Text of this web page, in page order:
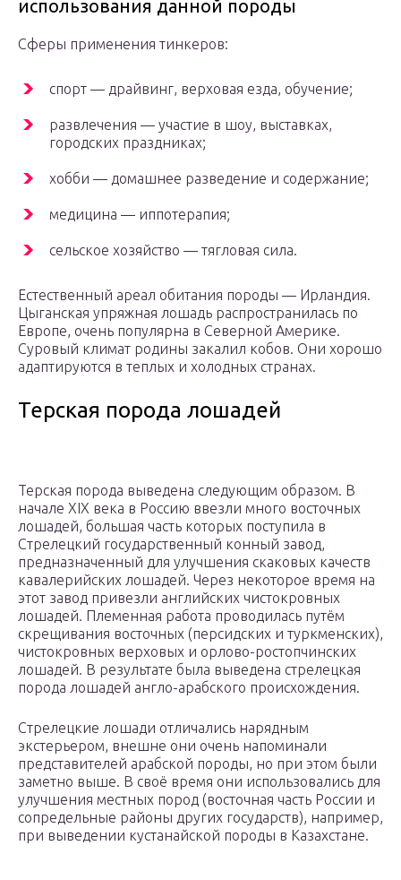
использования данной породы
Сферы применения тинкеров:
спорт — драйвинг, верховая езда, обучение;
развлечения — участие в шоу, выставках,
городских праздниках;
хобби — домашнее разведение и содержание;
медицина — иппотерапия;
сельское хозяйство — тягловая сила.
Естественный ареал обитания породы — Ирландия.
Цыганская упряжная лошадь распространилась по
Европе, очень популярна в Северной Америке.
Суровый климат родины закалил кобов. Они хорошо
адаптируются в теплых и холодных странах.
Терская порода лошадей
Терская порода выведена следующим образом. В
начале XIX века в Россию ввезли много восточных
лошадей, большая часть которых поступила в
Стрелецкий государственный конный завод,
предназначенный для улучшения скаковых качеств
кавалерийских лошадей. Через некоторое время на
этот завод привезли английских чистокровных
лошадей. Племенная работа проводилась путём
скрещивания восточных (персидских и туркменских),
чистокровных верховых и орлово-ростопчинских
лошадей. В результате была выведена стрелецкая
порода лошадей англо-арабского происхождения.
Стрелецкие лошади отличались нарядным
экстерьером, внешне они очень напоминали
представителей арабской породы, но при этом были
заметно выше. В своё время они использовались для
улучшения местных пород (восточная часть России и
сопредельные районы других государств), например,
при выведении кустанайской породы в Казахстане.